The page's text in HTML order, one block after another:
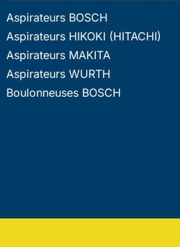
Aspirateurs BOSCH
Aspirateurs HIKOKI (HITACHI)
Aspirateurs MAKITA
Aspirateurs WURTH
Boulonneuses BOSCH